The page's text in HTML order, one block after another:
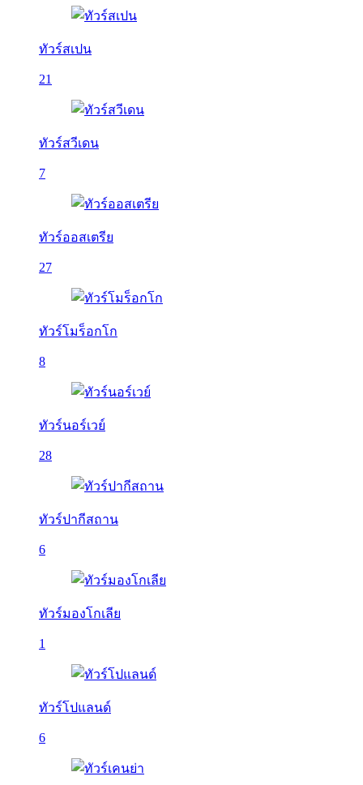
ทัวร์สเปน
21
ทัวร์สวีเดน
7
ทัวร์ออสเตรีย
27
ทัวร์โมร็อกโก
8
ทัวร์นอร์เวย์
28
ทัวร์ปากีสถาน
6
ทัวร์มองโกเลีย
1
ทัวร์โปแลนด์
6